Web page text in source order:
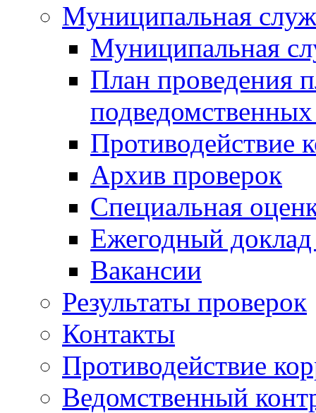
Муниципальная
Муниципальная
План проведения
Противодействие
Архив проверок
Специальная
Ежегодный
Вакансии
Результаты проверок
Контакты
Противодействие
Ведомственный